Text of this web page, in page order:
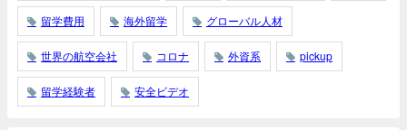
留学費用 海外留学 グローバル人材
世界の航空会社 コロナ 外資系 pickup
留学経験者 安全ビデオ